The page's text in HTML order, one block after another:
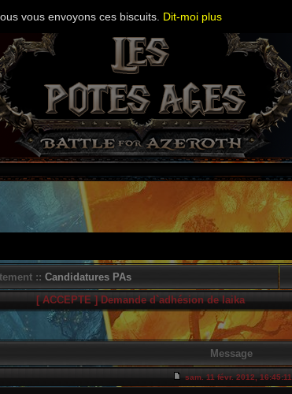
:: Candidatures PAs
[ ACCEPTE ] Demande d`adhésion de laika
Message
sam. 11 févr. 2012, 16:45:11
vous envoyons ces biscuits. Dit-moi plus